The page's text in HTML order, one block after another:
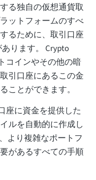
る独自の仮想通貨取
ットフォームのすべ
るために、取引口座
ります。 Crypto
コインやその他の暗
引口座にあるこの金
ことができます。
座に資金を提供した
ルを自動的に作成し
より複雑なポートフ
があるすべての手順